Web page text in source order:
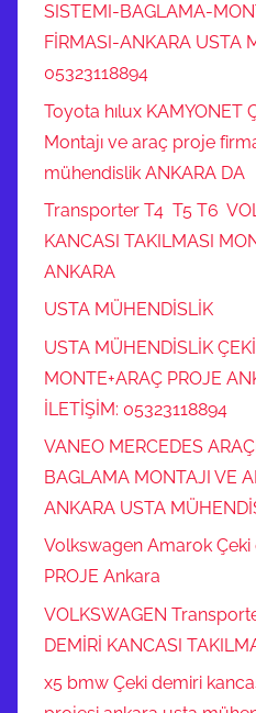
SISTEMI-BAGLAMA-
FİRMASI-ANKARA USTA
05323118894
Toyota hılux KAMYONET
Montajı ve araç proje
mühendislik ANKARA DA
Transporter T4 T5 T6
KANCASI TAKILMASI
ANKARA
USTA MÜHENDİSLİK
USTA MÜHENDİSLİK
MONTE+ARAÇ PROJE
İLETİŞİM: 05323118894
VANEO MERCEDES
BAGLAMA MONTAJI VE
ANKARA USTA
Volkswagen Amarok Çeki
PROJE Ankara
VOLKSWAGEN
DEMİRİ KANCASI
x5 bmw Çeki demiri